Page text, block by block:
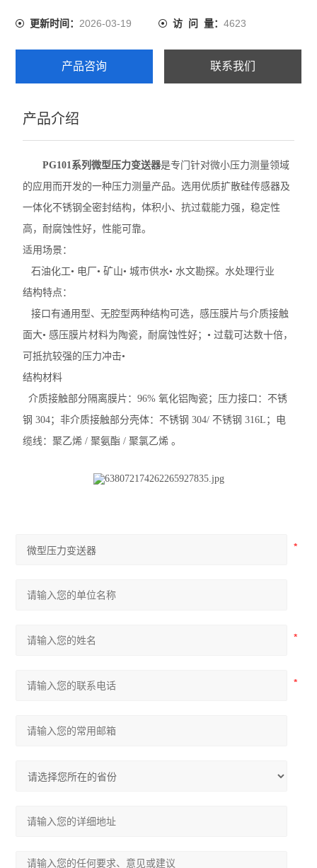
更新时间：2026-03-19 访 问 量： 4623
产品咨询 联系我们
产品介绍
PG101系列微型压力变送器是专门针对微小压力测量领域
的应用而开发的一种压力测量产品。选用优质扩散硅传感器及
一体化不锈钢全密封结构，体积小、抗过载能力强，稳定性
高，耐腐蚀性好，性能可靠。
适用场景：
石油化工• 电厂• 矿山• 城市供水• 水文勘探。水处理行业
结构特点：
接口有通用型、无腔型两种结构可选，感压膜片与介质接触
面大• 感压膜片材料为陶瓷，耐腐蚀性好；• 过载可达数十倍，
可抵抗较强的压力冲击•
结构材料
介质接触部分隔离膜片：96% 氧化铝陶瓷；压力接口：不锈
钢 304；非介质接触部分壳体：不锈钢 304/ 不锈钢 316L；电
缆线：聚乙烯 / 聚氨酯 / 聚氯乙烯 。